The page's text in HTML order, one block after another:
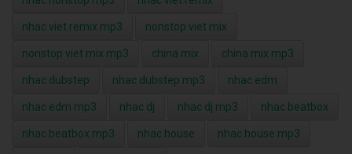
nhac rap nhac rap mp3 nhạc quê hương
nhạc quê hương mp3 nhạc lofi nhạc lofi mp3
nhac the hinh nhac tap gym the hinh
nhac vang mp3 nhac vu truong mp3
nhac thon que mp3 nhac song mp3